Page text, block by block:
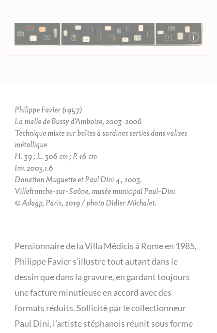
Philippe Favier (1957)
La malle de Bussy d’Amboise, 2003-2006
Technique mixte sur boîtes à sardines serties dans valises
métallique
H. 39 ; L. 306 cm ; P. 16 cm
Inv. 2003.1.6
Donation Muguette et Paul Dini 4, 2003.
Villefranche-sur-Saône, musée municipal Paul-Dini.
© Adagp, Paris, 2019 / photo Didier Michalet.
Pensionnaire de la Villa Médicis à Rome en 1985,
Philippe Favier s’illustre tout autant dans le
dessin que dans la gravure, en gardant toujours
une facture minutieuse en accord avec des
formats réduits. Sollicité par le collectionneur
Paul Dini, l’artiste stéphanois réunit sous forme